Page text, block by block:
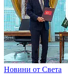
Новини от Света